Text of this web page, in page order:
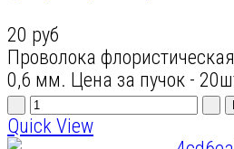
20 руб
Проволока
0,6 мм. Цена за пучок -
Quick View